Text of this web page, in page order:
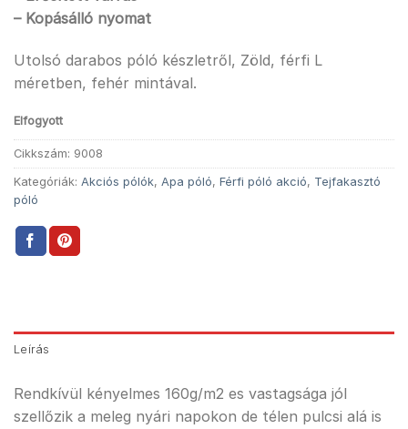
– Kopásálló nyomat
Utolsó darabos póló készletről, Zöld, férfi L
méretben, fehér mintával.
Elfogyott
Cikkszám: 9008
Kategóriák: Akciós pólók, Apa póló, Férfi póló akció, Tejfakasztó
póló
Leírás
Rendkívül kényelmes 160g/m2 es vastagsága jól
szellőzik a meleg nyári napokon de télen pulcsi alá is